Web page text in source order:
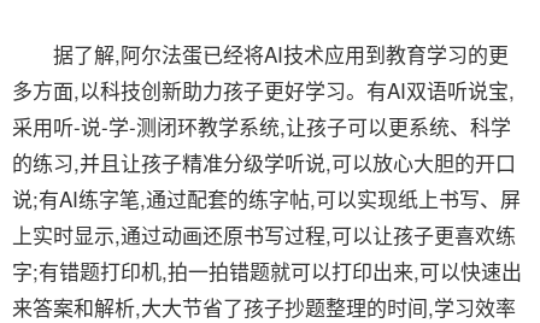
据了解,阿尔法蛋已经将AI技术应用到教育学习的更
多方面,以科技创新助力孩子更好学习。有AI双语听说宝,
采用听-说-学-测闭环教学系统,让孩子可以更系统、科学
的练习,并且让孩子精准分级学听说,可以放心大胆的开口
说;有AI练字笔,通过配套的练字帖,可以实现纸上书写、屏
上实时显示,通过动画还原书写过程,可以让孩子更喜欢练
字;有错题打印机,拍一拍错题就可以打印出来,可以快速出
来答案和解析,大大节省了孩子抄题整理的时间,学习效率